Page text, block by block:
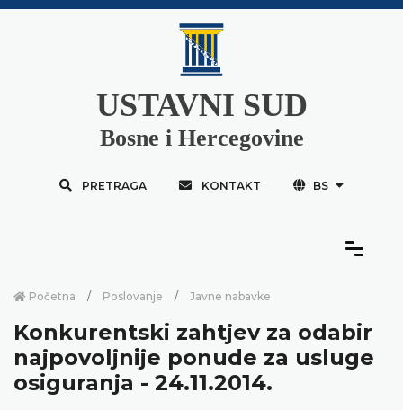
USTAVNI SUD
Bosne i Hercegovine
PRETRAGA KONTAKT BS
Početna Poslovanje Javne nabavke
Konkurentski zahtjev za odabir
najpovoljnije ponude za usluge
osiguranja - 24.11.2014.